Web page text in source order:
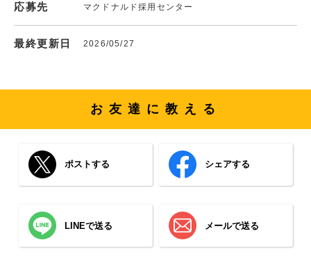
応募先 マクドナルド採用センター
最終更新日 2026/05/27
お友達に教える
ポストする シェアする
LINEで送る メールで送る